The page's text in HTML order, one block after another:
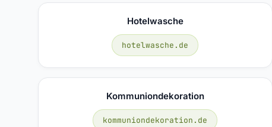
Hotelwasche
hotelwasche.de
Kommuniondekoration
kommuniondekoration.de